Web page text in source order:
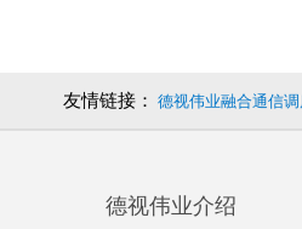
友情链接： 德视伟业融合通信
德视伟业介绍